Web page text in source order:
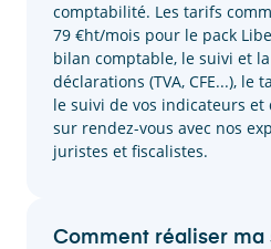
comptabilité. Les tarifs
79 €ht/mois pour le pack
bilan comptable, le suivi et
déclarations (TVA, CFE...), le
le suivi de vos indicateurs
sur rendez-vous avec nos
juristes et fiscalistes.
Comment réaliser ma